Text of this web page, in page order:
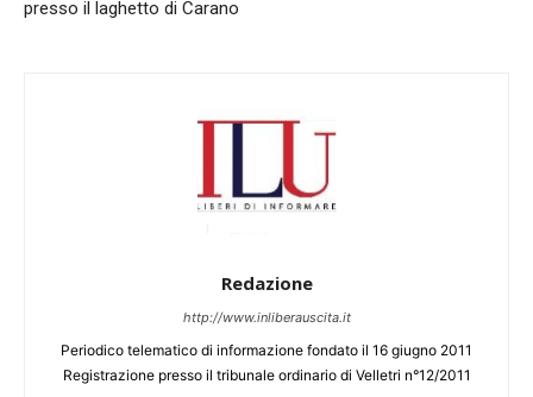
presso il laghetto di Carano
Redazione
http://www.inliberauscita.it
Periodico telematico di informazione fondato il 16 giugno 2011
Registrazione presso il tribunale ordinario di Velletri n°12/2011